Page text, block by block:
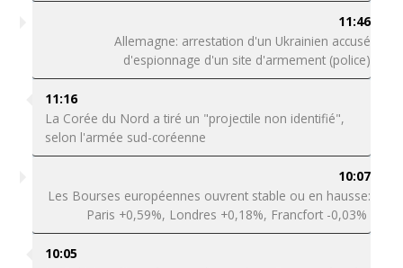
11:46
Allemagne: arrestation d'un Ukrainien accusé
d'espionnage d'un site d'armement (police)
11:16
La Corée du Nord a tiré un "projectile non identifié",
selon l'armée sud-coréenne
10:07
Les Bourses européennes ouvrent stable ou en hausse:
Paris +0,59%, Londres +0,18%, Francfort -0,03%
10:05